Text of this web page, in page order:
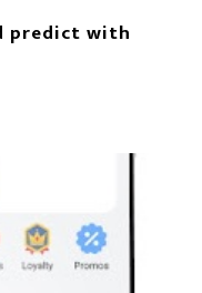
predict with